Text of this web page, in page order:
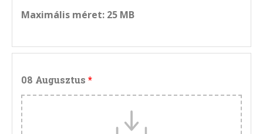
Maximális méret: 25 MB
08 Augusztus